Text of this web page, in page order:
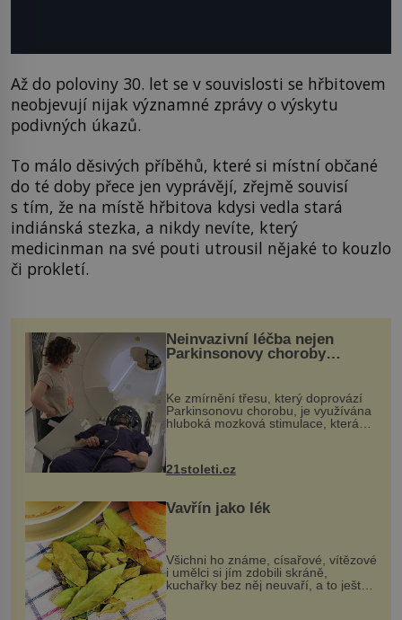
Až do poloviny 30. let se v souvislosti se hřbitovem
neobjevují nijak významné zprávy o výskytu
podivných úkazů.
To málo děsivých příběhů, které si místní občané
do té doby přece jen vyprávějí, zřejmě souvisí
s tím, že na místě hřbitova kdysi vedla stará
indiánská stezka, a nikdy nevíte, který
medicinman na své pouti utrousil nějaké to kouzlo
či prokletí.
Neinvazivní léčba nejen
Parkinsonovy choroby
Ke zmírnění třesu, který doprovází
Parkinsonovu chorobu, je využívána
hluboká mozková stimulace, která
však vyžaduje vysoce invazivní
zákrok. Ultrazvuk zase není vhodný
k dostatečně přesnému zacílení ...
21stoleti.cz
Vavřín jako lék
Všichni ho známe, císařové, vítězové
i umělci si jím zdobili skráně,
kuchařky bez něj neuvaří, a to ještě
nevíte, že bobkový list může výrazně
zmírnit některé naše neduhy.